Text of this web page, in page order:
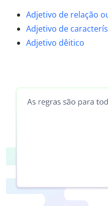
Adjetivo de relação
Adjetivo de
Adjetivo dêitico